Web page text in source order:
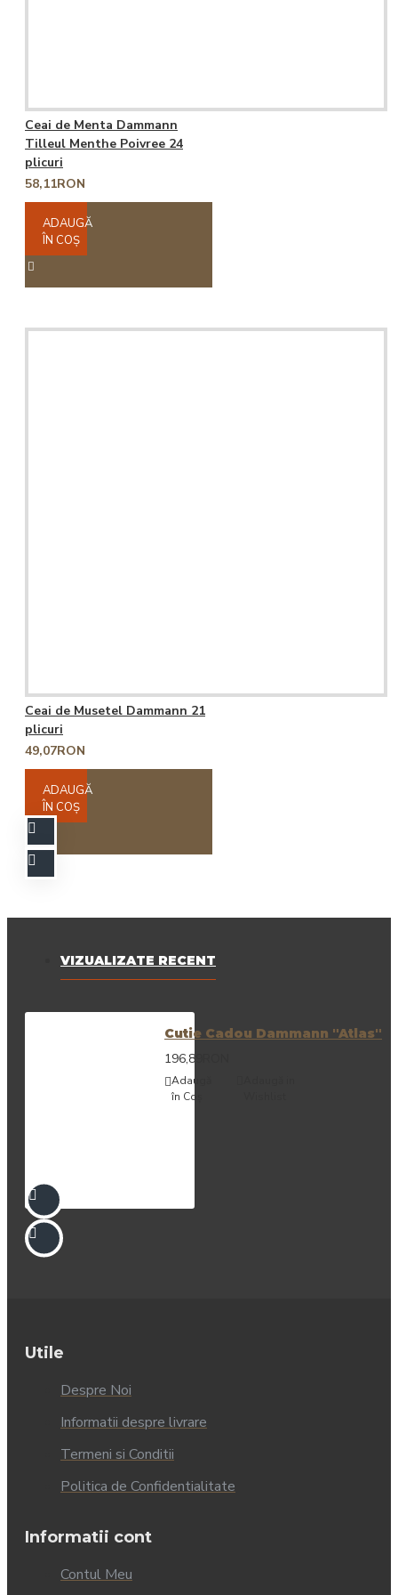
Ceai de Menta Dammann
Tilleul Menthe Poivree 24
plicuri
58,11RON
ADAUGĂ
ÎN COŞ
Ceai de Musetel Dammann 21
plicuri
49,07RON
ADAUGĂ
ÎN COŞ
VIZUALIZATE RECENT
Cutie Cadou Dammann "Atlas"
196,89RON
Adaugă
în Coş
Utile
Despre Noi
Informatii despre livrare
Termeni si Conditii
Politica de Confidentialitate
Informatii cont
Contul Meu